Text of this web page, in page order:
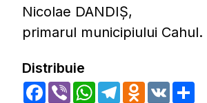
Nicolae DANDIŞ,
primarul municipiului Cahul.
Distribuie
Facebook
Viber WhatsApp
Telegram VK